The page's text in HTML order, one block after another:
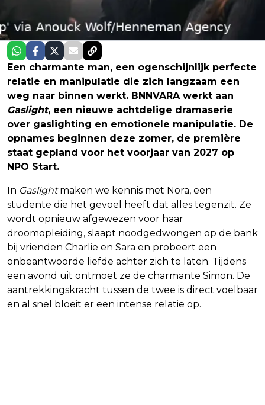
Een charmante man, een ogenschijnlijk perfecte
relatie en manipulatie die zich langzaam een
weg naar binnen werkt. BNNVARA werkt aan
Gaslight, een nieuwe achtdelige dramaserie
over gaslighting en emotionele manipulatie. De
opnames beginnen deze zomer, de première
staat gepland voor het voorjaar van 2027 op
NPO Start.
In Gaslightmaken we kennis met Nora, een
studente die het gevoel heeft dat alles tegenzit. Ze
wordt opnieuw afgewezen voor haar
droomopleiding, slaapt noodgedwongen op de bank
bij vrienden Charlie en Sara en probeert een
onbeantwoorde liefde achter zich te laten. Tijdens
een avond uit ontmoet ze de charmante Simon. De
aantrekkingskracht tussen de twee is direct voelbaar
en al snel bloeit er een intense relatie op.